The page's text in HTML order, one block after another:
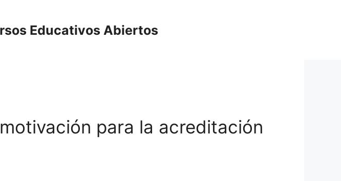
Educativos Abiertos
para la acreditación